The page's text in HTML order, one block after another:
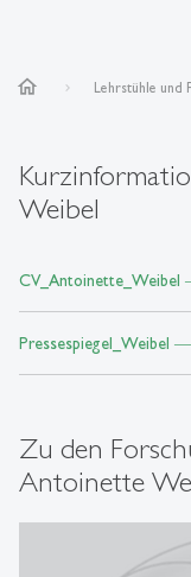
home Lehrstühle und
Weibel
CV_Antoinette_Weibel
Pressespiegel_Weibel ―
Zu den
Antoinette